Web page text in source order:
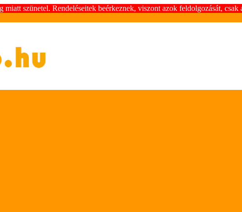
szünetel. Rendeléseitek beérkeznek, viszont azok feldolgozását,